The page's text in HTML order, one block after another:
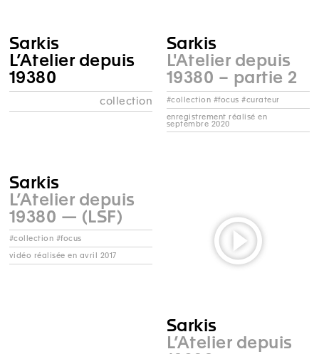
Sarkis
L’Atelier depuis
19380
collection
Sarkis
L'Atelier depuis
19380 – partie 2
#collection #focus #curateur
enregistrement réalisé en
septembre 2020
Sarkis
L’Atelier depuis
19380 — (LSF)
#collection #focus
vidéo réalisée en avril 2017
Sarkis
L’Atelier depuis